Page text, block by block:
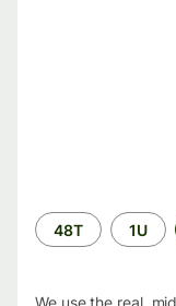
Time
period
48T 1U